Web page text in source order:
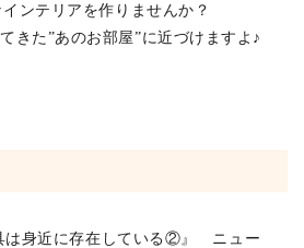
ンテリアを作りませんか？
きた”あのお部屋”に近づけますよ♪
は身近に存在している②』 ニュー